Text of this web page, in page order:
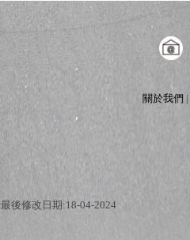
關於我們 |
最後修改日期:18-04-2024